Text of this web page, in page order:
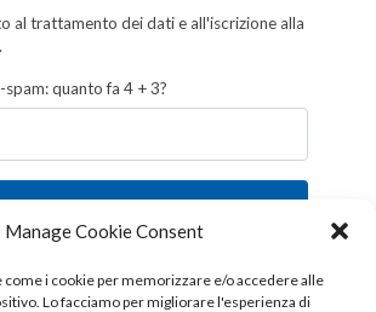
Manage Cookie Consent
i cookie per memorizzare e/o accedere alle
Lo facciamo per migliorare l'esperienza di
al trattamento dei dati e all'iscrizione alla
quanto fa 4 + 3?